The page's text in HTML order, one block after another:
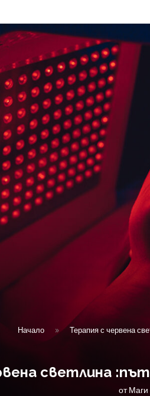
Начало » Терапия с червена
светлина
отМаги